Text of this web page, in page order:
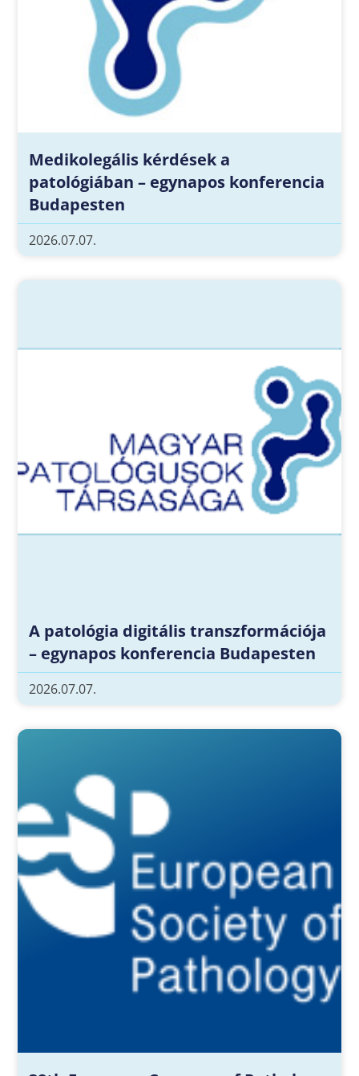
Medikolegális kérdések a
patológiában – egynapos konferencia
Budapesten
2026.07.07.
A patológia digitális transzformációja
– egynapos konferencia Budapesten
2026.07.07.